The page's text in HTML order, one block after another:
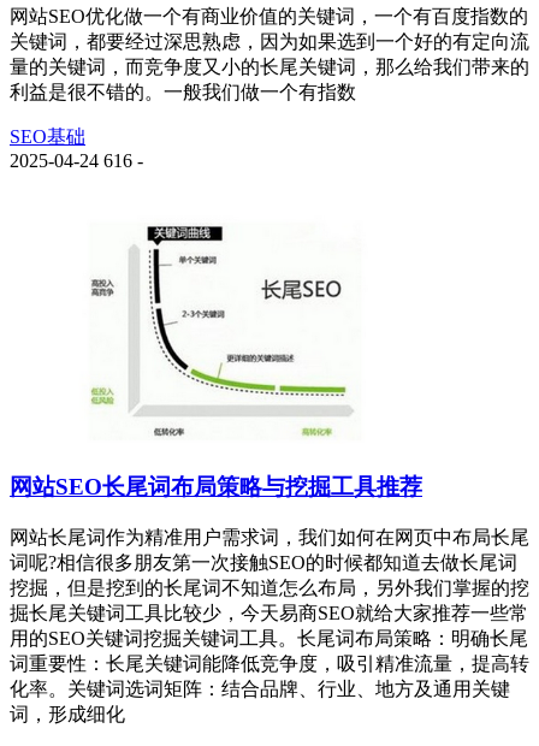
网站SEO优化做一个有商业价值的关键词，一个有百度指数的
关键词，都要经过深思熟虑，因为如果选到一个好的有定向流
量的关键词，而竞争度又小的长尾关键词，那么给我们带来的
利益是很不错的。一般我们做一个有指数
SEO基础
2025-04-24 616 -
网站SEO长尾词布局策略与挖掘工具推荐
网站长尾词作为精准用户需求词，我们如何在网页中布局长尾
词呢?相信很多朋友第一次接触SEO的时候都知道去做长尾词
挖掘，但是挖到的长尾词不知道怎么布局，另外我们掌握的挖
掘长尾关键词工具比较少，今天易商SEO就给大家推荐一些常
用的SEO关键词挖掘关键词工具。长尾词布局策略‌：明确长尾
词重要性‌：长尾关键词能降低竞争度，吸引精准流量，提高转
化率。关键词选词矩阵‌：结合品牌、行业、地方及通用关键
词，形成细化